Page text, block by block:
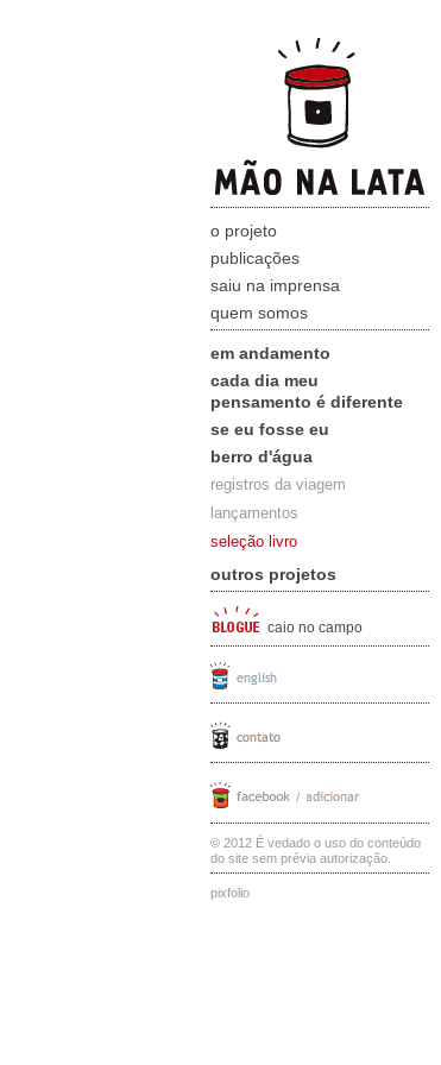
o projeto
publicações
saiu na imprensa
quem somos
em andamento
cada dia meu
pensamento é diferente
se eu fosse eu
berro d'água
registros da viagem
lançamentos
seleção livro
outros projetos
caio no campo
© 2012 É vedado o uso do conteúdo
do site sem prévia autorização.
pixfolio